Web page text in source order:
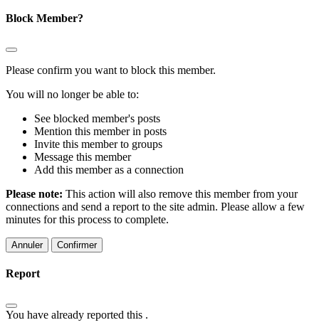
Block Member?
Please confirm you want to block this member.
You will no longer be able to:
See blocked member's posts
Mention this member in posts
Invite this member to groups
Message this member
Add this member as a connection
Please note: This action will also remove this member from your
connections and send a report to the site admin. Please allow a few
minutes for this process to complete.
Confirmer
Report
You have already reported this .